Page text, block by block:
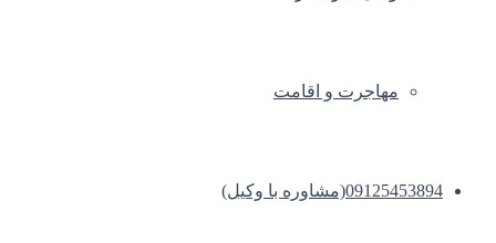
مهاجرت و اقامت
09125453894(مشاوره با وکیل)